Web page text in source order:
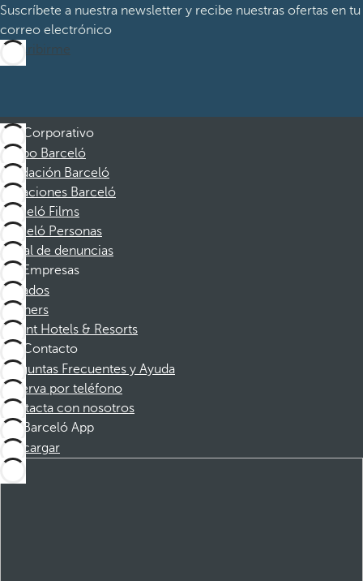
Suscríbete a nuestra newsletter y recibe nuestras ofertas en tu
correo electrónico
Suscribirme
Corporativo
Grupo Barceló
Fundación Barceló
Vacaciones Barceló
Barceló Films
Barceló Personas
Canal de denuncias
Empresas
Afiliados
Partners
Dorint Hotels & Resorts
Contacto
Preguntas Frecuentes y Ayuda
Reserva por teléfono
Contacta con nosotros
Barceló App
Descargar